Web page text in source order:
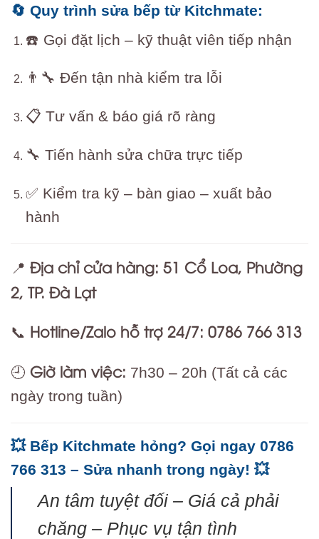
🔄 Quy trình sửa bếp từ Kitchmate:
☎️ Gọi đặt lịch – kỹ thuật viên tiếp nhận
👨‍🔧 Đến tận nhà kiểm tra lỗi
📋 Tư vấn & báo giá rõ ràng
🔧 Tiến hành sửa chữa trực tiếp
✅ Kiểm tra kỹ – bàn giao – xuất bảo
hành
📍 Địa chỉ cửa hàng: 51 Cổ Loa, Phường
2, TP. Đà Lạt
📞 Hotline/Zalo hỗ trợ 24/7: 0786 766 313
🕘 Giờ làm việc: 7h30 – 20h (Tất cả các
ngày trong tuần)
💥 Bếp Kitchmate hỏng? Gọi ngay 0786
766 313 – Sửa nhanh trong ngày! 💥
An tâm tuyệt đối – Giá cả phải
chăng – Phục vụ tận tình